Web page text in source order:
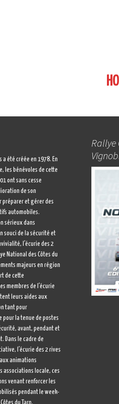
a été créée en 1978. En
les bénévoles de cette
ont sans cesse
de son
préparer et gérer des
automobiles.
sérieux dans
souci de la sécurité et
l’écurie des 2
National des Côtes du
majeurs en région
de cette
membres de l’écurie
leurs aides aux
tant pour
pour la tenue de postes
avant, pendant et
Dans le cadre de
l’écurie des 2 rives
animations
associations locale, ces
venant renforcer les
pendant le week-
Rallye